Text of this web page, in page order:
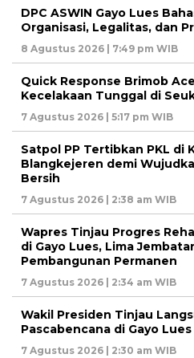
DPC ASWIN Gayo Lues
Organisasi, Legalitas, dan
8 Agustus 2026 | 7:49 pm WIB
Quick Response Brimob
Kecelakaan Tunggal di
7 Agustus 2026 | 5:17 pm WIB
Satpol PP Tertibkan PKL di
Blangkejeren demi
Bersih
7 Agustus 2026 | 2:38 am WIB
Wapres Tinjau Progres
di Gayo Lues, Lima
Pembangunan Permanen
7 Agustus 2026 | 2:34 am WIB
Wakil Presiden Tinjau
Pascabencana di Gayo Lues
7 Agustus 2026 | 2:30 am WIB